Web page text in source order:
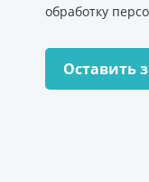
обработку